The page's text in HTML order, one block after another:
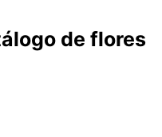
de flores